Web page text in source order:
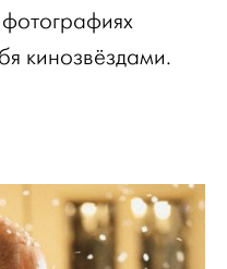
кинозвёздами.